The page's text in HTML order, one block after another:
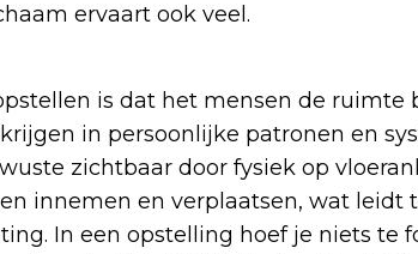
ervaart ook veel.
is dat het mensen de ruimte
in persoonlijke patronen en
zichtbaar door fysiek op
innemen en verplaatsen, wat leidt
In een opstelling hoef je niets te